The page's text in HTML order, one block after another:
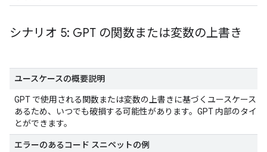
シナリオ 5: GPT の関数または変数の上書き
ユースケースの概要説明
GPT で使用される関数または変数の上書きに基づくユースケース
あるため、いつでも破損する可能性があります。GPT 内部のタイ
とができます。
エラーのあるコード スニペットの例